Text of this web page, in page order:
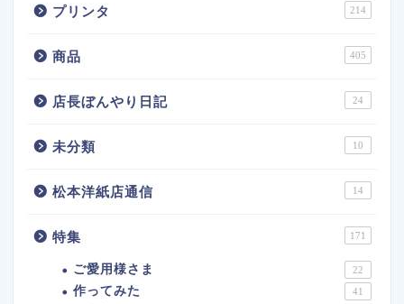
プリンタ 214
商品 405
店長ぼんやり日記 24
未分類 10
松本洋紙店通信 14
特集 171
ご愛用様さま 22
作ってみた 41